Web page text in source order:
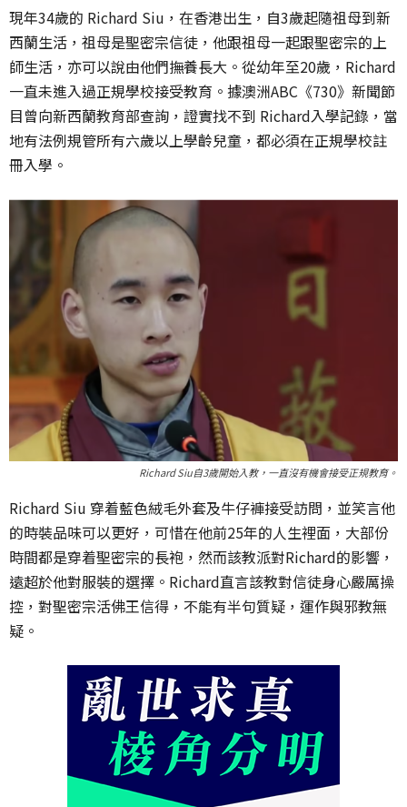
現年34歲的 Richard Siu，在香港出生，自3歲起隨祖母到新
西蘭生活，祖母是聖密宗信徒，他跟祖母一起跟聖密宗的上
師生活，亦可以說由他們撫養長大。從幼年至20歲，Richard
一直未進入過正規學校接受教育。據澳洲ABC《730》新聞節
目曾向新西蘭教育部查詢，證實找不到 Richard入學記錄，當
地有法例規管所有六歲以上學齡兒童，都必須在正規學校註
冊入學。
Richard Siu自3歲開始入教，一直沒有機會接受正規教育。
Richard Siu 穿着藍色絨毛外套及牛仔褲接受訪問，並笑言他
的時裝品味可以更好，可惜在他前25年的人生裡面，大部份
時間都是穿着聖密宗的長袍，然而該教派對Richard的影響，
遠超於他對服裝的選擇。Richard直言該教對信徒身心嚴厲操
控，對聖密宗活佛王信得，不能有半句質疑，運作與邪教無
疑。